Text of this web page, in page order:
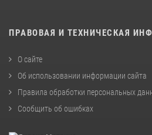
ПРАВОВАЯ И ТЕХНИЧЕСКАЯ
О сайте
Об использовании информации сайта
Правила обработки персональных
Сообщить об ошибках